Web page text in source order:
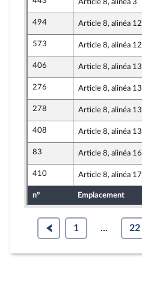
Article 8, alinéa 3
494 Article 8, alinéa 12
573 Article 8, alinéa 12
406 Article 8, alinéa 13
276 Article 8, alinéa 13
278 Article 8, alinéa 13
408 Article 8, alinéa 13
83 Article 8, alinéa 16
410 Article 8, alinéa 17
n° Emplacement
1 ... 22